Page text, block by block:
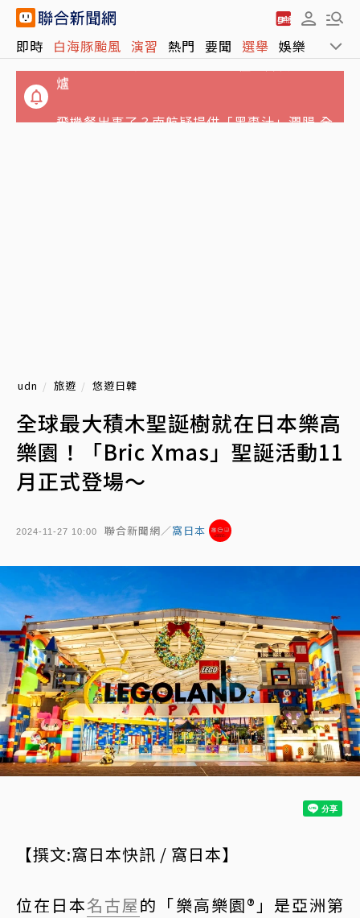
即時 白海豚颱風 演習 熱門 要聞 選舉 娛樂 運動
爐
飛機餐出事了？南航疑提供「黑棗汁」潤腸 全
udn 旅遊 悠遊日韓
全球最大積木聖誕樹就在日本樂高
樂園！「Bric Xmas」聖誕活動11
月正式登場～
2024-11-27 10:00 聯合新聞網／窩日本
【撰文:窩日本快訊 / 窩日本】
位在日本名古屋的「樂高樂園®」是亞洲第